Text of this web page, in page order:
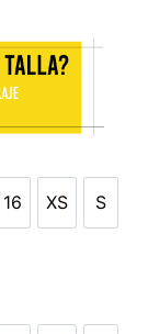
16 XS
XS
S
S